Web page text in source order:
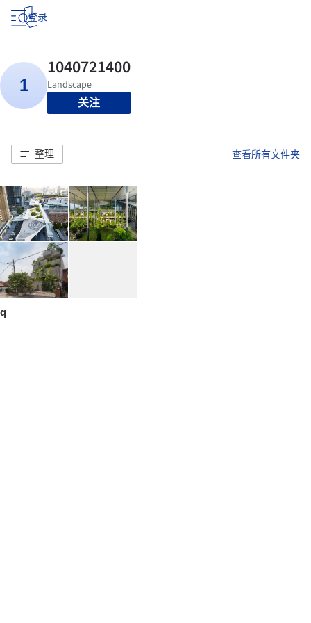
登录
关注
整理 查看所有文件夹
q